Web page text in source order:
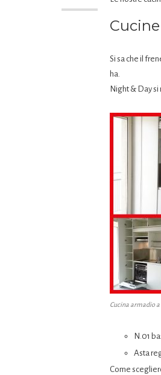
Si sa che il
ha.
Night & Day
Cucina armadio a
N.01
Asta
Come